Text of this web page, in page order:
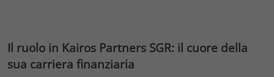
Il ruolo in Kairos Partners SGR: il cuore della
sua carriera finanziaria